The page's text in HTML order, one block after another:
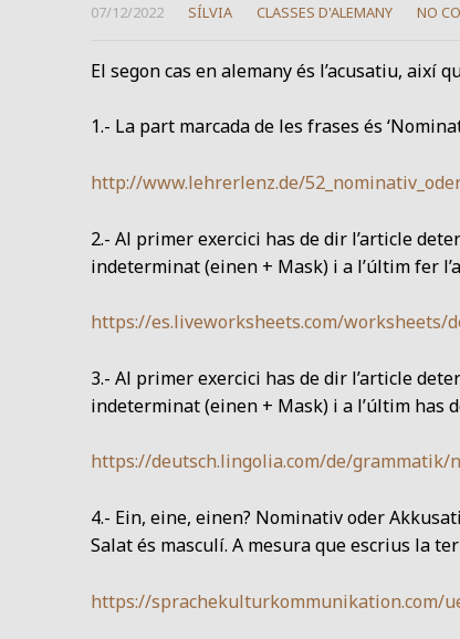
07/12/2022 SÍLVIA CLASSES D'ALEMANY NO
El segon cas en alemany és l’acusatiu, així
1.- La part marcada de les frases és
http://www.lehrerlenz.de/
2.- Al primer exercici has de dir l’article
indeterminat (einen + Mask) i a l’últim fer
https://es.liveworksheets.com/worksheets/
3.- Al primer exercici has de dir l’article
indeterminat (einen + Mask) i a l’últim has
https://deutsch.lingolia.com/de/
4.- Ein, eine, einen? Nominativ oder
Salat és masculí. A mesura que escrius la
https://sprachekulturkommunikation.com/